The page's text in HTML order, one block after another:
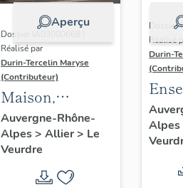
Aperçu
Dossier IA03000668 |
Réalisé par
Durin-Tercelin Maryse
(Contributeur)
Maison,
actuellement
maison, café,
magasin de
commerce
Auvergne-Rhône-
Alpes> Allier> Le
Veurdre
Dossier
Réalisé
Durin-
Alpes